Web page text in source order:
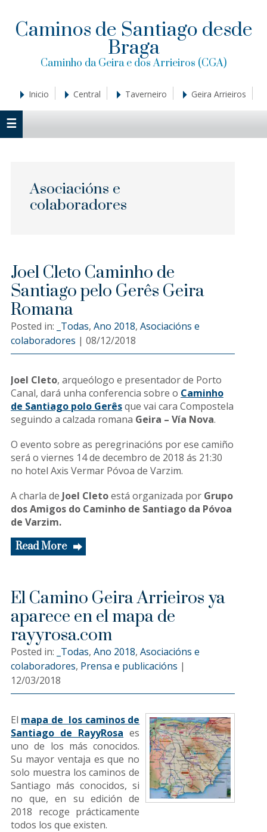
a
la
principal
al
contenido
a
la
lateral
principal
Caminos de Santiago desde
Braga
Caminho da Geira e dos Arrieiros (CGA)
Inicio Central Taverneiro Geira Arrieiros
Asociacións e
colaboradores
Joel Cleto Caminho de
Santiago pelo Gerês Geira
Romana
Posted in: _Todas, Ano 2018, Asociacións e
colaboradores | 08/12/2018
Joel Cleto, arqueólogo e presentador de Porto
Canal, dará unha conferencia sobre o Caminho
de Santiago polo Gerêsque vai cara Compostela
seguindo a calzada romana Geira – Vía Nova.
O evento sobre as peregrinacións por ese camiño
será o viernes 14 de decembro de 2018 ás 21:30
no hotel Axis Vermar Póvoa de Varzim.
A charla de Joel Cletoestá organizada por Grupo
dos Amigos do Caminho de Santiago da Póvoa
de Varzim.
Read More
El Camino Geira Arrieiros ya
aparece en el mapa de
rayyrosa.com
Posted in: _Todas, Ano 2018, Asociacións e
colaboradores, Prensa e publicacións |
12/03/2018
El mapa de los caminos de
Santiago de RayyRosa es
uno de los más conocidos.
Su mayor ventaja es que no
solo muestra los caminos de
Santiago más conocidos, si
no que, en su edición de
2018 recoge prácticamente
todos los que existen.